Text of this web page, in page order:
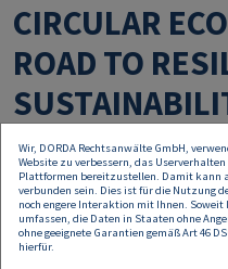
CIRCULAR
ROAD TO
Legal Trends - compliance
Qualification - identify
circular economy
Challenge frame - the
Circular Challenge
Wir, DORDA Rechtsanwälte GmbH,
Website zu verbessern, das
Plattformen bereitzustellen. Damit kann
verbunden sein. Dies ist für die Nutzung
noch engere Interaktion mit Ihnen.
umfassen, die Daten in Staaten ohne
ohne geeignete Garantien gemäß Art 46
hierfür.